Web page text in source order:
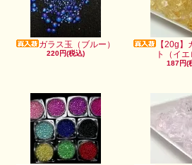
ガラス玉（ブルー）
220円(税込)
【20g】
ト（イエ
187円(